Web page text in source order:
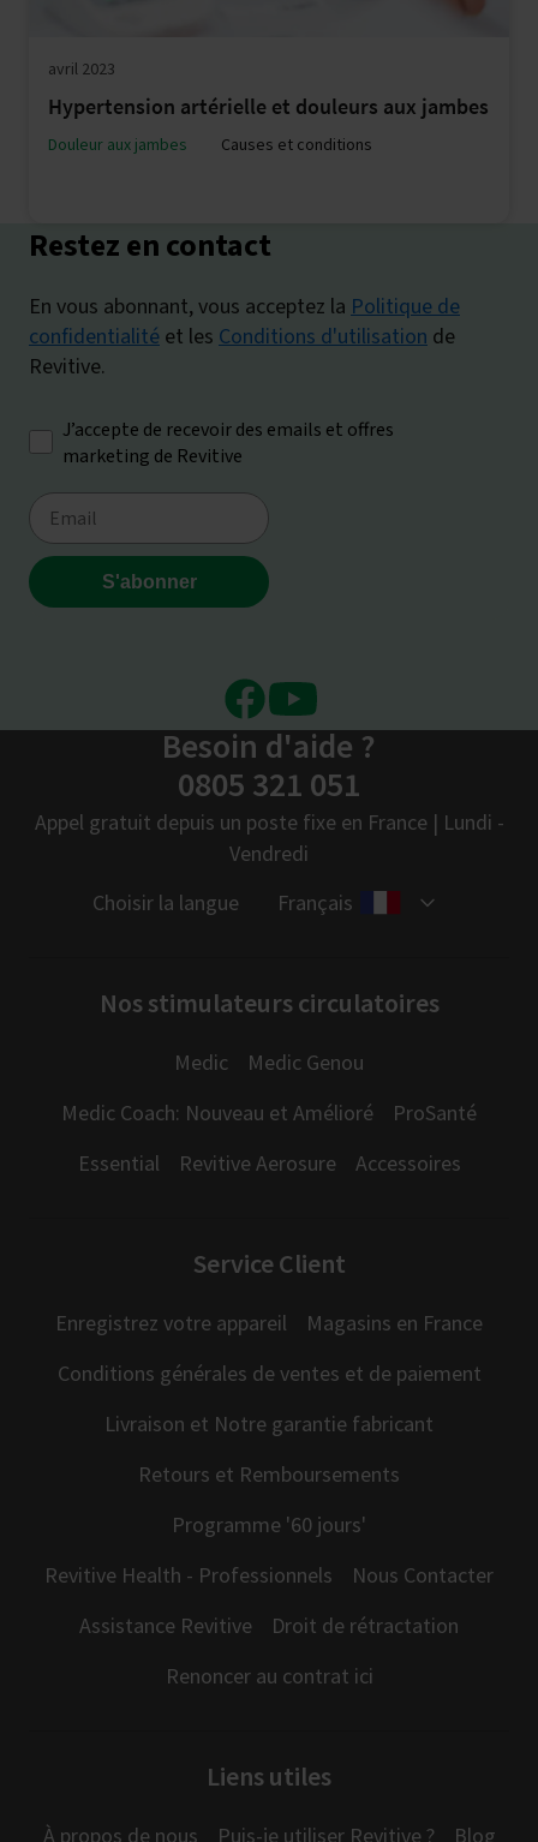
avril 2023
Hypertension artérielle et douleurs aux jambes
Douleur aux jambes Causes et conditions
Facebook
Youtube
Besoin d'aide ?
0805 321 051
Appel gratuit depuis un poste fixe en France | Lundi -
Vendredi
Choisir la langue
Français
Nos stimulateurs circulatoires
Medic
Medic Genou
Medic Coach: Nouveau et Amélioré
ProSanté
Essential
Revitive Aerosure Accessoires
Service Client
Enregistrez votre appareil
Magasins en France
Conditions générales de ventes et de paiement
Livraison et Notre garantie fabricant
Retours et Remboursements
Programme '60 jours'
Revitive Health - Professionnels
Nous Contacter
Assistance Revitive
Droit de rétractation
Renoncer au contrat ici
Liens utiles
À propos de nous Puis-je utiliser Revitive ? Blog